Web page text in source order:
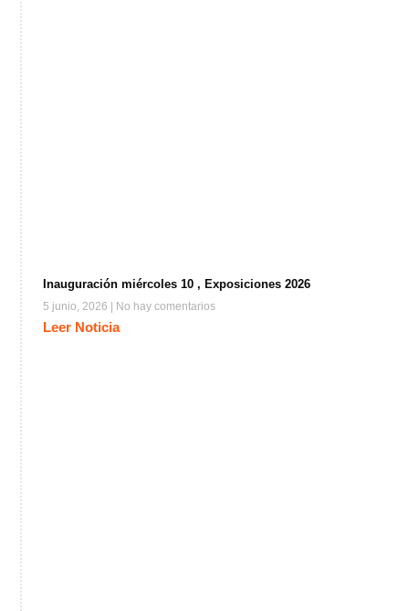
Inauguración miércoles 10 , Exposiciones 2026
5 junio, 2026 No hay comentarios
Leer Noticia